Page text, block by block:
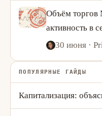
Объём торгов
активность в
картину
30 июня ·
ПОПУЛЯРНЫЕ ГАЙДЫ
Капитализация: